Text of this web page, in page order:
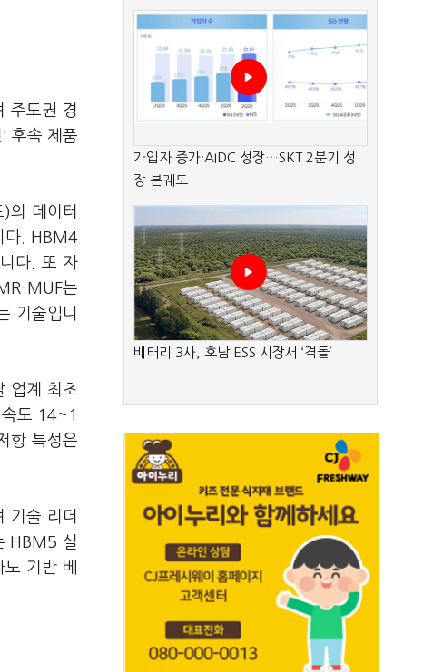
주도권 경
후속 제품
의 데이터
다. HBM4
다. 또 자
MUF는
기술입니
업계 최초
도 14~1
항 특성은
기술 리더
HBM5 실
기반 베
가입자 증가·AIDC 성장…SKT 2분기 성
장 본궤도
배터리 3사, 호남 ESS 시장서 ‘격돌’